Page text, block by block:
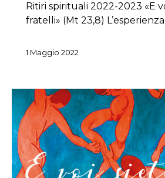
Ritiri spirituali 2022-2023 «E
fratelli» (Mt 23,8)
1 Maggio 2022